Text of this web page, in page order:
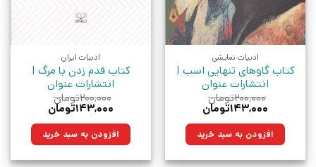
ادبیات نمایشی
کتاب گاوهای تنهایی اسب |
انتشارات عنوان
۲۰۰,۰۰۰تومان
قیمت
۲۰۰,۰۰۰تومان
بود.
۱۴۳,۰۰۰تومان
۱۴۳,۰۰۰تومان.افزودن به سبد خرید
ادبیات ایران
کتاب قدم زدن با مرگ |
انتشارات عنوان
۲۰۰,۰۰۰تومان
قیمت
۲۰۰,۰۰۰تومان
بود.
۱۴۳,۰۰۰تومان
۱۴۳,۰۰۰تومان.افزودن به سبد خرید